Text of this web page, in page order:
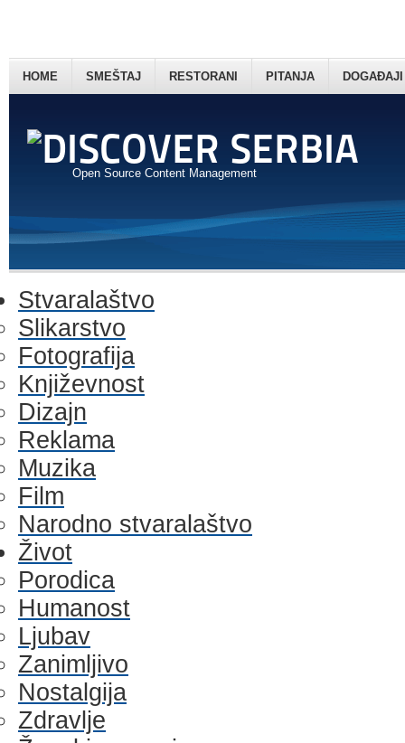
Open Source Content Management
HOME SMEŠTAJ RESTORANI PITANJA DOGAĐAJI
Stvaralaštvo
Slikarstvo
Fotografija
Književnost
Dizajn
Reklama
Muzika
Film
Narodno stvaralaštvo
Život
Porodica
Humanost
Ljubav
Zanimljivo
Nostalgija
Zdravlje